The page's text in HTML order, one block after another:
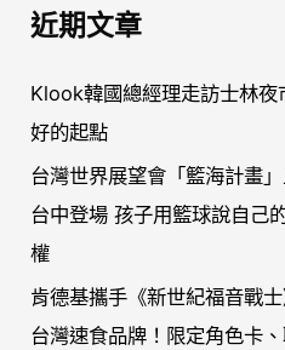
鍵
:
近期文章
Klook韓國總經理走訪士林
好的起點
台灣世界展望會「籃海計畫
台中登場 孩子用籃球說自己
權
肯德基攜手《新世紀福音戰
台灣速食品牌！限定角色卡